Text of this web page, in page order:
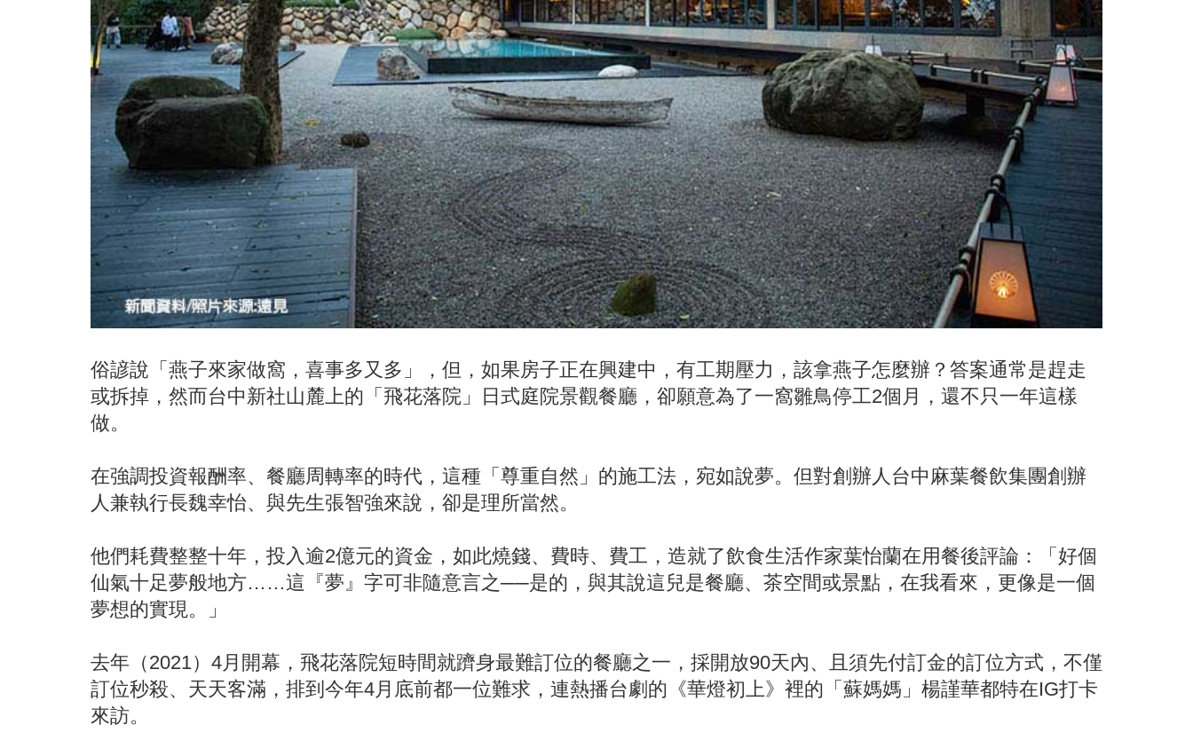
俗諺說「燕子來家做窩，喜事多又多」，但，如果房子正在興建中，有工期壓力，該拿燕子怎麼辦？答案通常是趕走
或拆掉，然而台中新社山麓上的「飛花落院」日式庭院景觀餐廳，卻願意為了一窩雛鳥停工2個月，還不只一年這樣
做。
在強調投資報酬率、餐廳周轉率的時代，這種「尊重自然」的施工法，宛如說夢。但對創辦人台中麻葉餐飲集團創辦
人兼執行長魏幸怡、與先生張智強來說，卻是理所當然。
他們耗費整整十年，投入逾2億元的資金，如此燒錢、費時、費工，造就了飲食生活作家葉怡蘭在用餐後評論：「好個
仙氣十足夢般地方……這『夢』字可非隨意言之──是的，與其說這兒是餐廳、茶空間或景點，在我看來，更像是一個
夢想的實現。」
去年（2021）4月開幕，飛花落院短時間就躋身最難訂位的餐廳之一，採開放90天內、且須先付訂金的訂位方式，不僅
訂位秒殺、天天客滿，排到今年4月底前都一位難求，連熱播台劇的《華燈初上》裡的「蘇媽媽」楊謹華都特在IG打卡
來訪。